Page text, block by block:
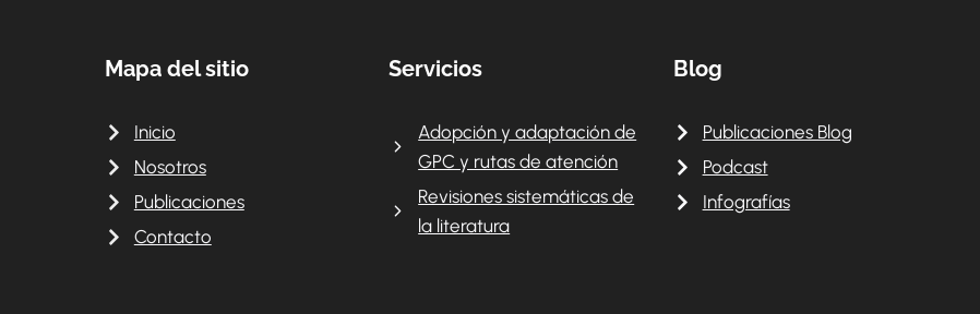
Mapa del sitio
Inicio
Nosotros
Publicaciones
Contacto
Servicios
Adopción y adaptación de
GPC y rutas de atención
Revisiones sistemáticas de
la literatura
Blog
Publicaciones Blog
Podcast
Infografías